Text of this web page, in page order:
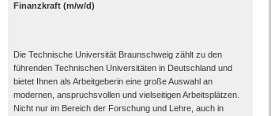
Finanzkraft (m/w/d)
Die Technische Universität Braunschweig zählt zu den
führenden Technischen Universitäten in Deutschland und
bietet Ihnen als Arbeit­geberin eine große Auswahl an
modernen, anspruchsvollen und vielseitigen Arbeits­plätzen.
Nicht nur im Bereich der Forschung und Lehre, auch in